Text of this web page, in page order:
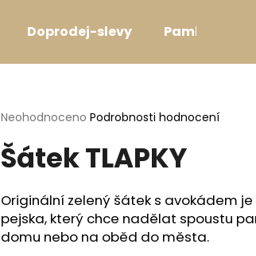
Doprodej-slevy Pamlsky
Průměrné
produktu
je
z
5
hvězdiček.
Neohodnoceno Podrobnosti hodnocení
Šátek TLAPKY
Originální zelený šátek s avokádem
pejska, který chce nadělat spoustu
domu nebo na oběd do města.
HLEDAT